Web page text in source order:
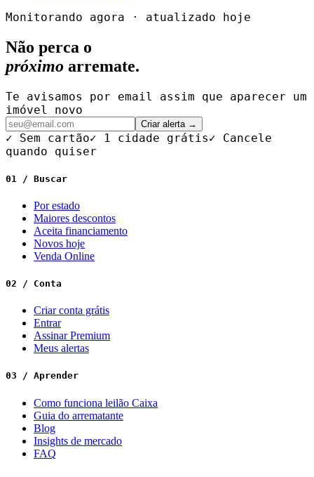
Monitorando agora · atualizado hoje
Não perca o
próximo arremate.
Te avisamos por email assim que aparecer um
imóvel novo
Criar alerta →
✓ Sem cartão✓ 1 cidade grátis✓ Cancele
quando quiser
01 / Buscar
Por estado
Maiores descontos
Aceita financiamento
Novos hoje
Venda Online
02 / Conta
Criar conta grátis
Entrar
Assinar Premium
Meus alertas
03 / Aprender
Como funciona leilão Caixa
Guia do arrematante
Blog
Insights de mercado
FAQ